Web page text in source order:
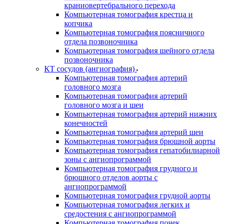
краниовертебрального перехода
Компьютерная томография крестца и
копчика
Компьютерная томография поясничного
отдела позвоночника
Компьютерная томография шейного отдела
позвоночника
КТ сосудов (ангиография)
Компьютерная томография артерий
головного мозга
Компьютерная томография артерий
головного мозга и шеи
Компьютерная томография артерий нижних
конечностей
Компьютерная томография артерий шеи
Компьютерная томография брюшной аорты
Компьютерная томография гепатобилиарной
зоны с ангиопрограммой
Компьютерная томография грудного и
брюшного отделов аорты с
ангиопрограммой
Компьютерная томография грудной аорты
Компьютерная томография легких и
средостения с ангиопрограммой